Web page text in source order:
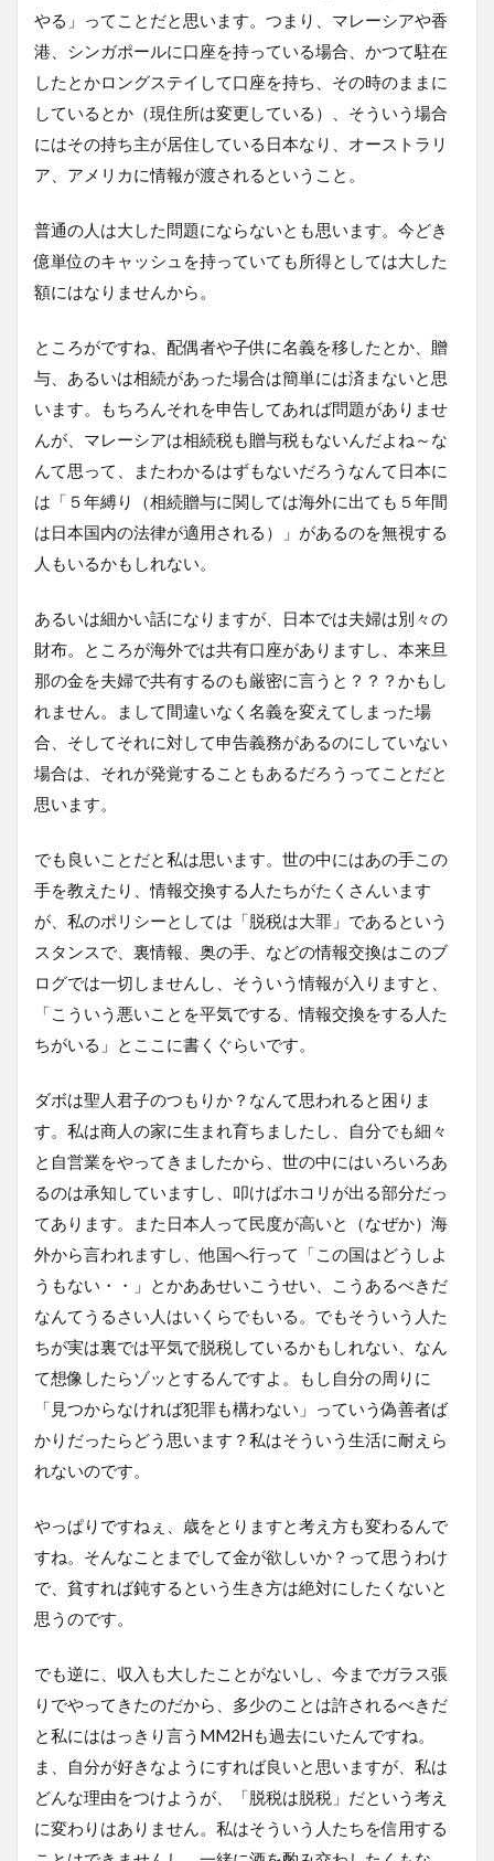
やる」ってことだと思います。つまり、マレーシアや香
港、シンガポールに口座を持っている場合、かつて駐在
したとかロングステイして口座を持ち、その時のままに
しているとか（現住所は変更している）、そういう場合
にはその持ち主が居住している日本なり、オーストラリ
ア、アメリカに情報が渡されるということ。
普通の人は大した問題にならないとも思います。今どき
億単位のキャッシュを持っていても所得としては大した
額にはなりませんから。
ところがですね、配偶者や子供に名義を移したとか、贈
与、あるいは相続があった場合は簡単には済まないと思
います。もちろんそれを申告してあれば問題がありませ
んが、マレーシアは相続税も贈与税もないんだよね～な
んて思って、またわかるはずもないだろうなんて日本に
は「５年縛り（相続贈与に関しては海外に出ても５年間
は日本国内の法律が適用される）」があるのを無視する
人もいるかもしれない。
あるいは細かい話になりますが、日本では夫婦は別々の
財布。ところが海外では共有口座がありますし、本来旦
那の金を夫婦で共有するのも厳密に言うと？？？かもし
れません。まして間違いなく名義を変えてしまった場
合、そしてそれに対して申告義務があるのにしていない
場合は、それが発覚することもあるだろうってことだと
思います。
でも良いことだと私は思います。世の中にはあの手この
手を教えたり、情報交換する人たちがたくさんいます
が、私のポリシーとしては「脱税は大罪」であるという
スタンスで、裏情報、奥の手、などの情報交換はこのブ
ログでは一切しませんし、そういう情報が入りますと、
「こういう悪いことを平気でする、情報交換をする人た
ちがいる」とここに書くぐらいです。
ダボは聖人君子のつもりか？なんて思われると困りま
す。私は商人の家に生まれ育ちましたし、自分でも細々
と自営業をやってきましたから、世の中にはいろいろあ
るのは承知していますし、叩けばホコリが出る部分だっ
てあります。また日本人って民度が高いと（なぜか）海
外から言われますし、他国へ行って「この国はどうしよ
うもない・・」とかああせいこうせい、こうあるべきだ
なんてうるさい人はいくらでもいる。でもそういう人た
ちが実は裏では平気で脱税しているかもしれない、なん
て想像したらゾッとするんですよ。もし自分の周りに
「見つからなければ犯罪も構わない」っていう偽善者ば
かりだったらどう思います？私はそういう生活に耐えら
れないのです。
やっぱりですねぇ、歳をとりますと考え方も変わるんで
すね。そんなことまでして金が欲しいか？って思うわけ
で、貧すれば鈍するという生き方は絶対にしたくないと
思うのです。
でも逆に、収入も大したことがないし、今までガラス張
りでやってきたのだから、多少のことは許されるべきだ
と私にははっきり言うMM2Hも過去にいたんですね。
ま、自分が好きなようにすれば良いと思いますが、私は
どんな理由をつけようが、「脱税は脱税」だという考え
に変わりはありません。私はそういう人たちを信用する